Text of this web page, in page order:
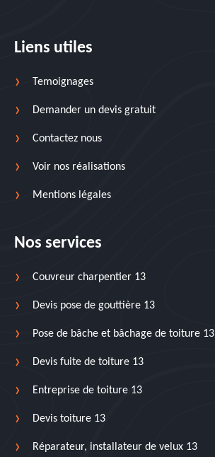
Liens utiles
Temoignages
Demander un devis gratuit
Contactez nous
Voir nos réalisations
Mentions légales
Nos services
Couvreur charpentier 13
Devis pose de gouttière 13
Pose de bâche et bâchage de toiture 13
Devis fuite de toiture 13
Entreprise de toiture 13
Devis toiture 13
Réparateur, installateur de velux 13